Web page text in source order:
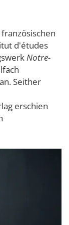
d'études
Notre-
Seither
erschien